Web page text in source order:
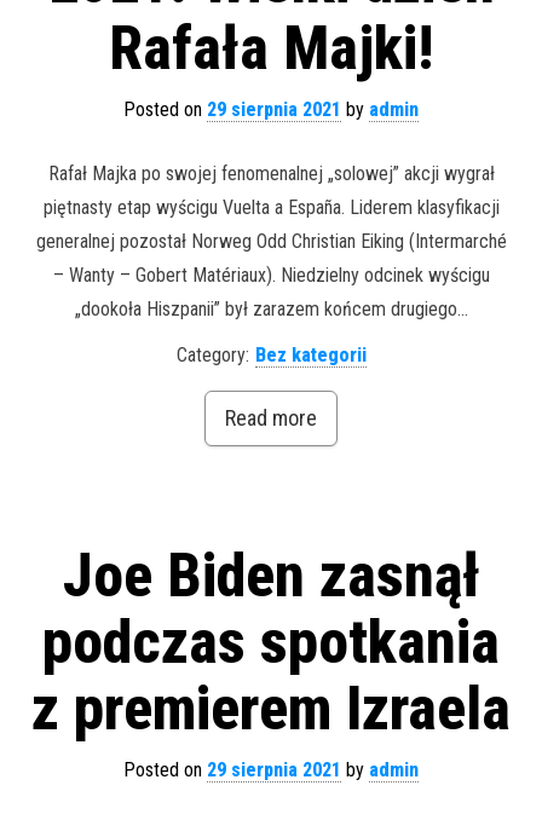
Rafała Majki!
Posted on 29 sierpnia 2021 by admin
Rafał Majka po swojej fenomenalnej „solowej” akcji wygrał
piętnasty etap wyścigu Vuelta a España. Liderem klasyfikacji
generalnej pozostał Norweg Odd Christian Eiking (Intermarché
– Wanty – Gobert Matériaux). Niedzielny odcinek wyścigu
„dookoła Hiszpanii” był zarazem końcem drugiego…
Category: Bez kategorii
Read more
Joe Biden zasnął
podczas spotkania
z premierem Izraela
Posted on 29 sierpnia 2021 by admin